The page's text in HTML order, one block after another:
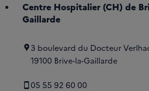
Centre Hospitalier (CH) de
Gaillarde
3 boulevard du Docteur
19100 Brive-la-Gaillarde
05 55 92 60 00